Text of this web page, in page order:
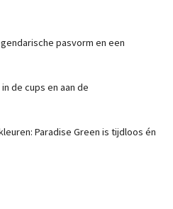
pasvorm en een
de cups en aan de
Paradise Green is tijdloos én